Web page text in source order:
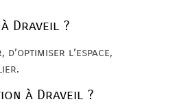
Draveil ?
l’espace,
à Draveil ?